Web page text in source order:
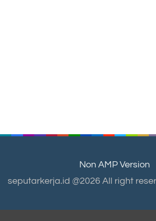
Non AMP Version
seputarkerja.id @2026 All right